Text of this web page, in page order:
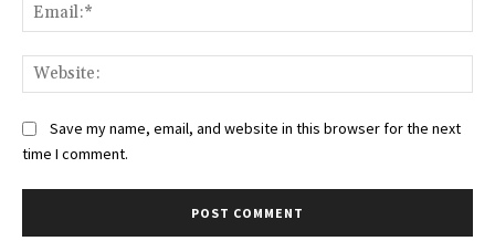
Save my name, email, and website in this browser for the next
time I comment.